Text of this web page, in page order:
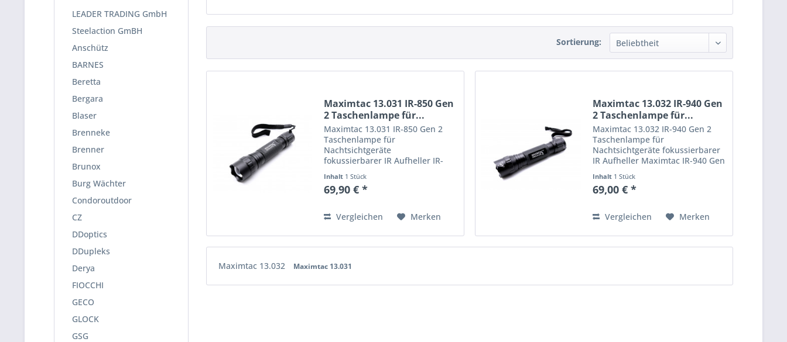
LEADER TRADING GmbH
Steelaction GmBH
Anschütz
BARNES
Beretta
Bergara
Blaser
Brenneke
Brenner
Brunox
Burg Wächter
Condoroutdoor
CZ
DDoptics
DDupleks
Derya
FIOCCHI
GECO
GLOCK
GSG
Sortierung:
Maximtac 13.031 IR-850 Gen
2 Taschenlampe für...
Maximtac 13.031 IR-850 Gen 2
Taschenlampe für
Nachtsichtgeräte
fokussierbarer IR Aufheller IR-
– eine fokussierbare Jagdlampe,
extra leise Endschalter, die extra
wurde! Maximtac...
Inhalt 1 Stück
69,90 € *
Vergleichen Merken
Maximtac 13.032 IR-940 Gen
2 Taschenlampe für...
Maximtac 13.032 IR-940 Gen 2
Taschenlampe für
Nachtsichtgeräte fokussierbarer
IR Aufheller Maximtac IR-940 Gen
leisem Endschalter ausgestattet
und lässt sich fokussieren.
andere...
Inhalt 1 Stück
69,00 € *
Vergleichen Merken
Maximtac 13.032 Maximtac 13.031